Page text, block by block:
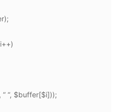
“, $buffer[$i]));